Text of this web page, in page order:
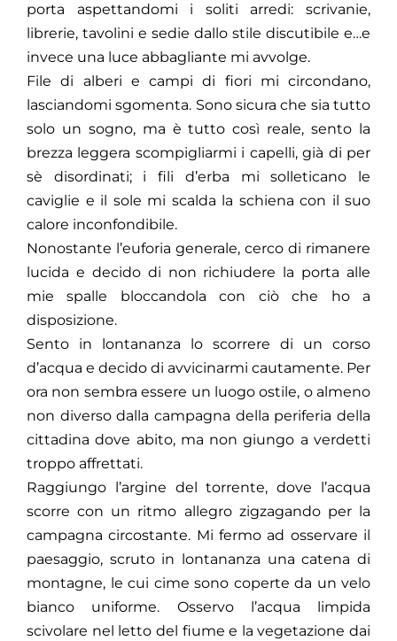
porta aspettandomi i soliti arredi: scrivanie,
librerie, tavolini e sedie dallo stile discutibile e…e
invece una luce abbagliante mi avvolge.
File di alberi e campi di fiori mi circondano,
lasciandomi sgomenta. Sono sicura che sia tutto
solo un sogno, ma è tutto così reale, sento la
brezza leggera scompigliarmi i capelli, già di per
sè disordinati; i fili d’erba mi solleticano le
caviglie e il sole mi scalda la schiena con il suo
calore inconfondibile.
Nonostante l’euforia generale, cerco di rimanere
lucida e decido di non richiudere la porta alle
mie spalle bloccandola con ciò che ho a
disposizione.
Sento in lontananza lo scorrere di un corso
d’acqua e decido di avvicinarmi cautamente. Per
ora non sembra essere un luogo ostile, o almeno
non diverso dalla campagna della periferia della
cittadina dove abito, ma non giungo a verdetti
troppo affrettati.
Raggiungo l’argine del torrente, dove l’acqua
scorre con un ritmo allegro zigzagando per la
campagna circostante. Mi fermo ad osservare il
paesaggio, scruto in lontananza una catena di
montagne, le cui cime sono coperte da un velo
bianco uniforme. Osservo l’acqua limpida
scivolare nel letto del fiume e la vegetazione dai